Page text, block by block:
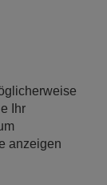
Ihr
anzeigen